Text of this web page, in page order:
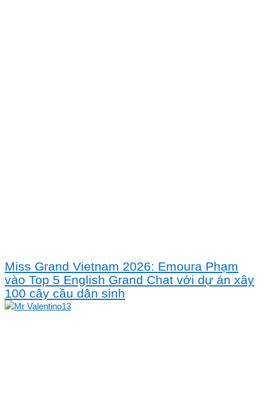
Miss Grand Vietnam 2026: Emoura Phạm
vào Top 5 English Grand Chat với dự án xây
100 cây cầu dân sinh